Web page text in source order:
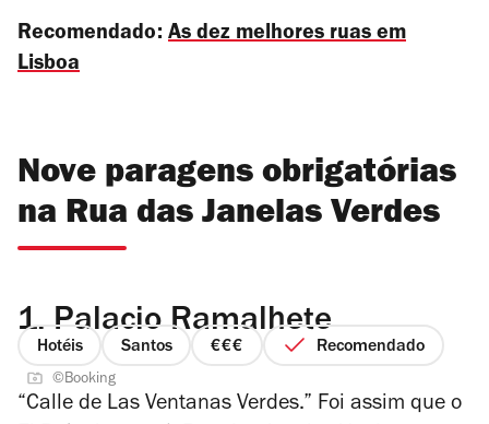
Recomendado: As dez melhores ruas em
Lisboa
Nove paragens obrigatórias
na Rua das Janelas Verdes
1. Palacio Ramalhete
Hotéis Santos
preço
de
Recomendado
©Booking
“Calle de Las Ventanas Verdes.” Foi assim que o